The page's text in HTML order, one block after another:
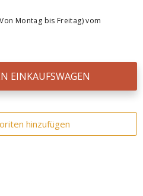
Montag bis Freitag) vom
EINKAUFSWAGEN
hinzufügen